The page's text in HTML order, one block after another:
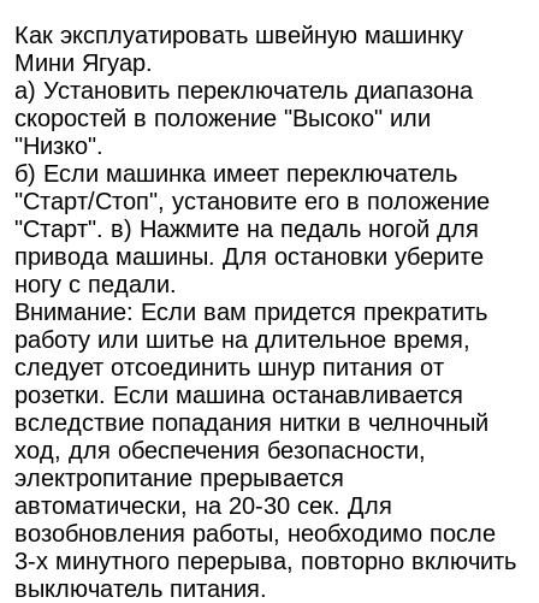
Как эксплуатировать швейную машинку
Мини Ягуар.
а) Установить переключатель диапазона
скоростей в положение "Высоко" или
"Низко".
б) Если машинка имеет переключатель
"Старт/Стоп", установите его в положение
"Старт". в) Нажмите на педаль ногой для
привода машины. Для остановки уберите
ногу с педали.
Внимание: Если вам придется прекратить
работу или шитье на длительное время,
следует отсоединить шнур питания от
розетки. Если машина останавливается
вследствие попадания нитки в челночный
ход, для обеспечения безопасности,
электропитание прерывается
автоматически, на 20-30 сек. Для
возобновления работы, необходимо после
3-х минутного перерыва, повторно включить
выключатель питания.